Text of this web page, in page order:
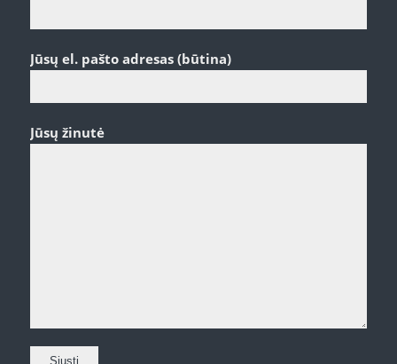
Jūsų el. pašto adresas (būtina)
Jūsų žinutė